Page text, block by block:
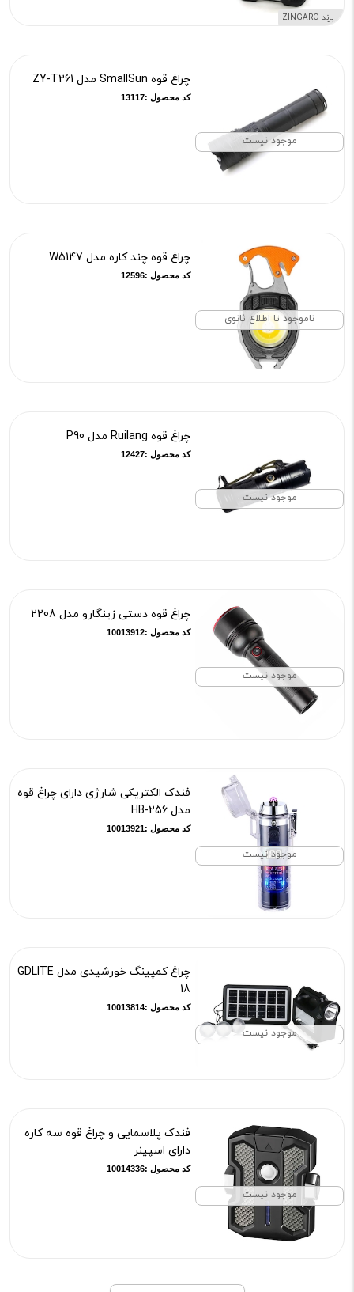
برند ZINGARO
موجود نیست
چراغ قوه SmallSun مدل ZY-T261
کد محصول :13117
ناموجود تا اطلاع ثانوی
چراغ قوه چند کاره مدل W5147
کد محصول :12596
موجود نیست
چراغ قوه Ruilang مدل P90
کد محصول :12427
موجود نیست
چراغ قوه دستی زینگارو مدل 2208
کد محصول :10013912
موجود نیست
فندک الکتریکی شارژی دارای چراغ قوه
مدل HB-256
کد محصول :10013921
موجود نیست
چراغ کمپینگ خورشیدی مدل GDLITE
18
کد محصول :10013814
موجود نیست
فندک پلاسمایی و چراغ قوه سه کاره
دارای اسپینر
کد محصول :10014336